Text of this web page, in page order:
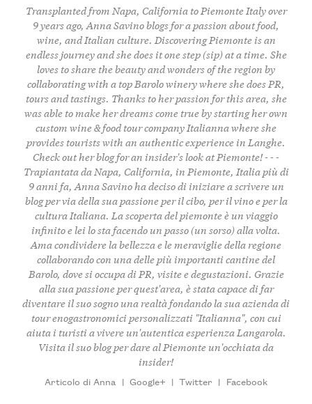
Transplanted from Napa, California to Piemonte Italy over
9 years ago, Anna Savino blogs for a passion about food,
wine, and Italian culture. Discovering Piemonte is an
endless journey and she does it one step (sip) at a time. She
loves to share the beauty and wonders of the region by
collaborating with a top Barolo winery where she does PR,
tours and tastings. Thanks to her passion for this area, she
was able to make her dreams come true by starting her own
custom wine & food tour companyItaliannawhere she
provides tourists with an authentic experience in Langhe.
Check out herblogfor an insider's look at Piemonte! - - -
Trapiantata da Napa, California, in Piemonte, Italia più di
9 anni fa, Anna Savino ha deciso di iniziare a scrivere un
blog per via della sua passione per il cibo, per il vino e per la
cultura Italiana. La scoperta del piemonte è un viaggio
infinito e lei lo sta facendo un passo (un sorso) alla volta.
Ama condividere la bellezza e le meraviglie della regione
collaborando con una delle più importanti cantine del
Barolo, dove si occupa di PR, visite e degustazioni. Grazie
alla sua passione per quest'area, è stata capace di far
diventare il suo sogno una realtà fondando la suaazienda di
tour enogastronomici personalizzati "Italianna", con cui
aiuta i turisti a vivere un'autentica esperienza Langarola.
Visita il suoblogper dare al Piemonte un'occhiata da
insider!
Articolo di Anna | Google+ | Twitter | Facebook